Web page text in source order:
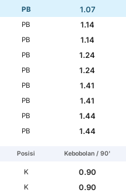
PB
1.07
PB
1.14
PB
1.14
PB
1.24
PB
1.24
PB
1.41
PB
1.41
PB
1.44
PB 1.44
Posisi Kebobolan / 90'
K
0.90
K
0.90